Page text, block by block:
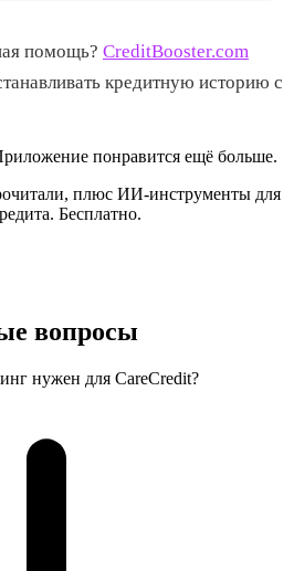
помощь? CreditBooster.com
кредитную историю с
понравится ещё больше.
плюс ИИ-инструменты для
Бесплатно.
вопросы
нужен для CareCredit?